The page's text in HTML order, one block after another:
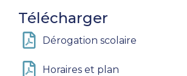
Télécharger
Dérogation scolaire
Horaires et plan